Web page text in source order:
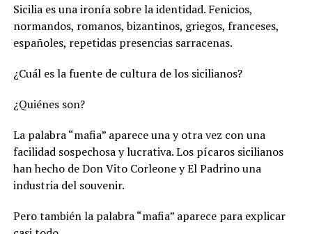
Sicilia es una ironía sobre la identidad. Fenicios,
normandos, romanos, bizantinos, griegos, franceses,
españoles, repetidas presencias sarracenas.
¿Cuál es la fuente de cultura de los sicilianos?
¿Quiénes son?
La palabra “mafia” aparece una y otra vez con una
facilidad sospechosa y lucrativa. Los pícaros sicilianos
han hecho de Don Vito Corleone y El Padrino una
industria del souvenir.
Pero también la palabra “mafia” aparece para explicar